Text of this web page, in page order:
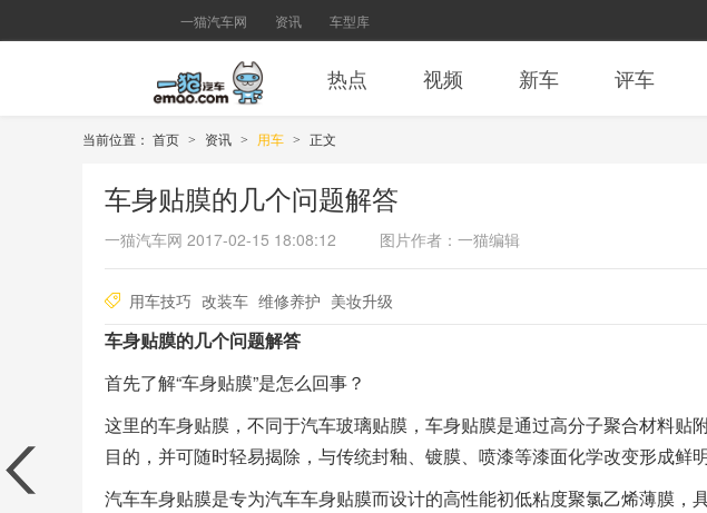
一猫汽车网 资讯 车型库
热点 视频 新车 评车
当前位置： 首页 > 资讯 > 用车 > 正文
车身贴膜的几个问题解答
一猫汽车网 2017-02-15 18:08:12 图片作者：一猫编辑
用车技巧 改装车 维修养护 美妆升级
车身贴膜的几个问题解答
首先了解“车身贴膜”是怎么回事？
这里的车身贴膜，不同于汽车玻璃贴膜，车身贴膜是通过高分子聚合材料贴
目的，并可随时轻易揭除，与传统封釉、镀膜、喷漆等漆面化学改变形成鲜明
汽车车身贴膜是专为汽车车身贴膜而设计的高性能初低粘度聚氯乙烯薄膜，